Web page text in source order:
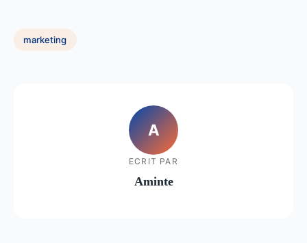
marketing
A
ECRIT PAR
Aminte